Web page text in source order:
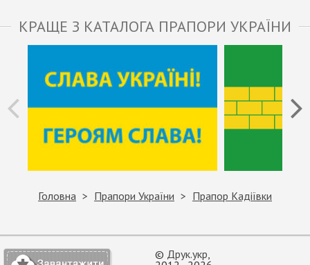
КРАЩЕ З КАТАЛОГА ПРАПОРИ УКРАЇНИ
Головна Прапори України Прапор Кадіївки
© Друк.укр